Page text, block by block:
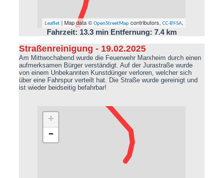
Leaflet | Map data ©OpenStreetMap contributors,CC-BY-SA,
Fahrzeit: 13.3 min Entfernung: 7.4 km
Straßenreinigung - 19.02.2025
Am Mittwochabend wurde die Feuerwehr Marxheim durch einen
aufmerksamen Bürger verständigt. Auf der Jurastraße wurde
von einem Unbekannten Kunstdünger verloren, welcher sich
über eine Fahrspur verteilt hat. Die Straße wurde gereinigt und
ist wieder beidseitig befahrbar!
+
−